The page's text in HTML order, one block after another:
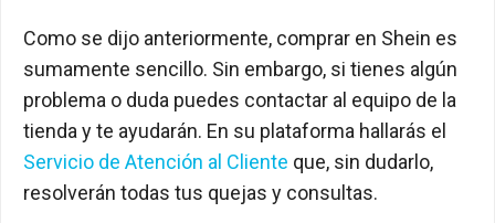
Como se dijo anteriormente, comprar en Shein es
sumamente sencillo. Sin embargo, si tienes algún
problema o duda puedes contactar al equipo de la
tienda y te ayudarán. En su plataforma hallarás el
Servicio de Atención al Cliente que, sin dudarlo,
resolverán todas tus quejas y consultas.